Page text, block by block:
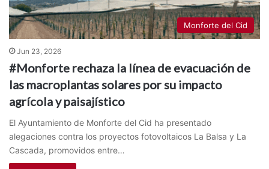
Monforte del Cid
Jun 23, 2026
#Monforte rechaza la línea de evacuación de
las macroplantas solares por su impacto
agrícola y paisajístico
El Ayuntamiento de Monforte del Cid ha presentado
alegaciones contra los proyectos fotovoltaicos La Balsa y La
Cascada, promovidos entre…